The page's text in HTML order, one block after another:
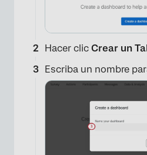
Hacer clic Crear un
Escriba un nombre